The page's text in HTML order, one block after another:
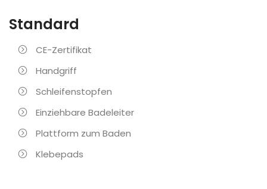
Standard
CE-Zertifikat
Handgriff
Schleifenstopfen
Einziehbare Badeleiter
Plattform zum Baden
Klebepads